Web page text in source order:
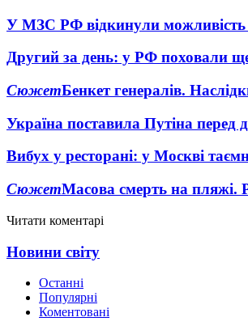
У МЗС РФ відкинули можливість
Другий за день: у РФ поховали
СюжетБенкет генералів.
Україна поставила Путіна
Вибух у ресторані: у Москві
СюжетМасова смерть на пляжі.
Читати коментарі
Новини світу
Останні
Популярні
Коментовані